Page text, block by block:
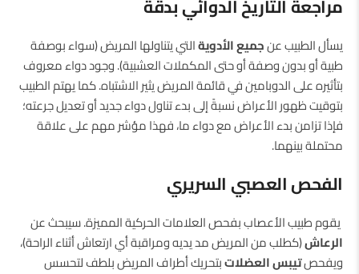
مراجعة التاريخ الدوائي بدقة
يسأل الطبيب عنجميع الأدويةالتي يتناولها المريض (سواء بوصفة
طبية أو بدون وصفة أو حتى المكملات العشبية). وجود دواء معروف
بتأثيره على الدوبامين في قائمة المريض يثير الاشتباه. كما يهتم الطبيب
بتوقيت ظهور الأعراض نسبةً إلى بدء تناول دواء جديد أو تعديل جرعته؛
فإذا تزامن بدء الأعراض مع دواء ما، فهذا مؤشر مهم على علاقة
محتملة بينهما.
الفحص العصبي السريري
يقوم طبيب الأعصاب بفحص العلامات الحركية المميزة. سيبحث عن
الرعاش(كطلب من المريض مد يديه ومراقبة أي ارتعاش أثناء الراحة)،
ويفحصتيبس العضلاتبتحريك أطراف المريض بلطف لتحسس